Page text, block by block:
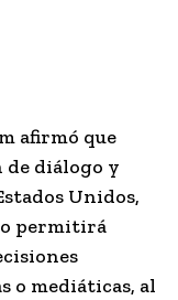
afirmó que
diálogo y
Unidos,
permitirá
o mediáticas, al